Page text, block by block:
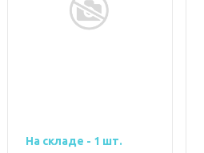
На складе - 1 шт.